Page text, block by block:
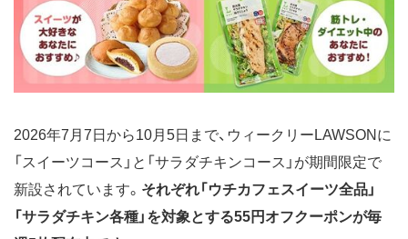
種100円引き
2026年1月
からあげクン定番4各種 無料
ウチカフェスイーツ各種55円引
き
炭火焼サラダチキン各種100円引
き
種100円引き
651円
2026年7月7日から10月5日まで、ウィークリーLAWSONに
「スイーツコース」と「サラダチキンコース」が期間限定で
新設されています。 それぞれ「ウチカフェスイーツ全品」
「サラダチキン各種」を対象とする55円オフクーポンが毎